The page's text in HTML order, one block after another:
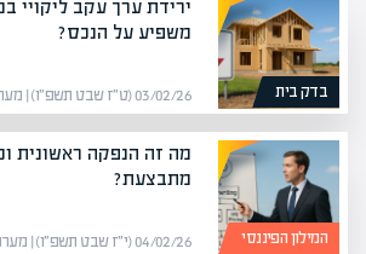
בדק בית
ירידת ערך עקב ליקויי
משפיע על הנכס?
03/02/26 (ט״ז שבט תשפ״ו) | מערכת אפיק
המילון הפיננסי
מה זה הנפקה ראשונית
מתבצעת?
04/02/26 (י״ז שבט תשפ״ו) | מערכת אפיק